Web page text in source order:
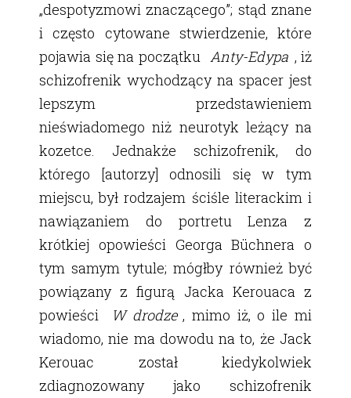
„despotyzmowi znaczącego”; stąd znane
i często cytowane stwierdzenie, które
pojawia się na początku Anty-Edypa , iż
schizofrenik wychodzący na spacer jest
lepszym przedstawieniem
nieświadomego niż neurotyk leżący na
kozetce. Jednakże schizofrenik, do
którego [autorzy] odnosili się w tym
miejscu, był rodzajem ściśle literackim i
nawiązaniem do portretu Lenza z
krótkiej opowieści Georga Büchnera o
tym samym tytule; mógłby również być
powiązany z figurą Jacka Kerouaca z
powieści
W drodze , mimo iż, o ile mi
wiadomo, nie ma dowodu na to, że Jack
Kerouac został kiedykolwiek
zdiagnozowany jako schizofrenik